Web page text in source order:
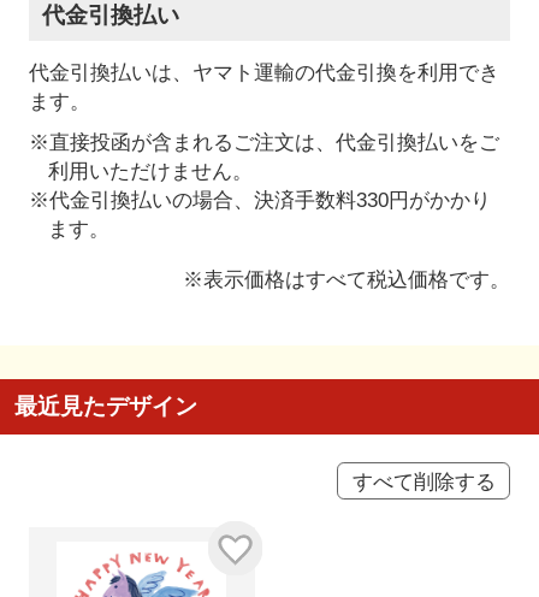
代金引換払い
代金引換払いは、ヤマト運輸の代金引換を利用でき
ます。
※直接投函が含まれるご注文は、代金引換払いをご
利用いただけません。
※代金引換払いの場合、決済手数料330円がかかり
ます。
※表示価格はすべて税込価格です。
最近見たデザイン
すべて削除する